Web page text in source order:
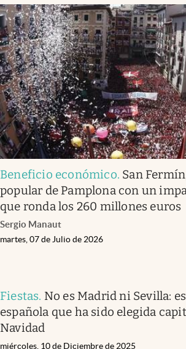
Beneficio económico. San
popular de Pamplona con un
que ronda los 260 millones euros
Sergio Manaut
martes, 07 de Julio de 2026
Fiestas. No es Madrid ni Sevilla:
española que ha sido elegida
Navidad
miércoles, 10 de Diciembre de 2025